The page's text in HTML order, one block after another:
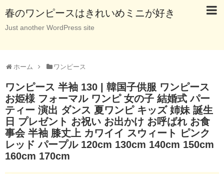
春のワンピースはきれいめミニが好き
Just another WordPress site
ホーム ワンピース
ワンピース 半袖 130 | 韓国子供服 ワンピース
お姫様 フォーマル ワンピ 女の子 結婚式 パー
ティー 演出 ダンス 夏ワンピ キッズ 姉妹 誕生
日 プレゼント お祝い お出かけ お呼ばれ お食
事会 半袖 膝丈上 カワイイ スウィート ピンク
レッド パープル 120cm 130cm 140cm 150cm
160cm 170cm